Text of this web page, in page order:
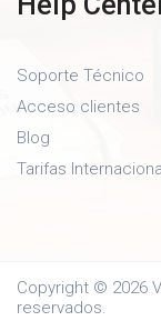
Soporte Técnico
Acceso clientes
Blog
Tarifas
Copyright © 2026
reservados.